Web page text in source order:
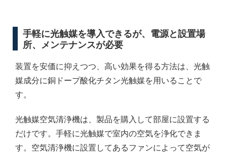
手軽に光触媒を導入できるが、電源と設置場
所、メンテナンスが必要
装置を安価に抑えつつ、高い効果を得る方法は、光触
媒成分に銅ドープ酸化チタン光触媒を用いることで
す。
光触媒空気清浄機は、製品を購入して部屋に設置する
だけです。手軽に光触媒で室内の空気を浄化できま
す。空気清浄機に設置してあるファンによって空気が